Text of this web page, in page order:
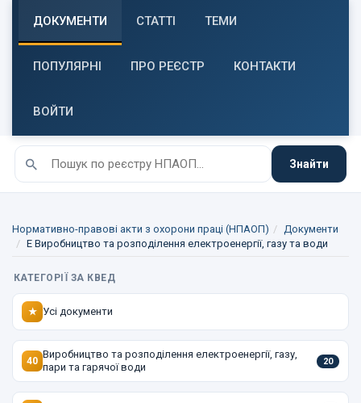
ДОКУМЕНТИ СТАТТІ ТЕМИ
ПОПУЛЯРНІ ПРО РЕЄСТР КОНТАКТИ
ВОЙТИ
Знайти
Нормативно-правові акти з охорони праці (НПАОП)
Документи
E Виробництво та розподілення електроенергії, газу та води
КАТЕГОРІЇ ЗА КВЕД
★ Усі документи
40
Виробництво та розподілення електроенергії, газу,
пари та гарячої води
20